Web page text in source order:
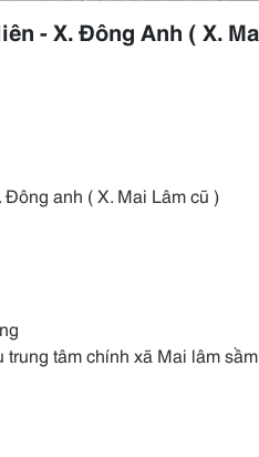
- X. Đông Anh ( X.
anh ( X. Mai Lâm cũ )
tâm chính xã Mai lâm